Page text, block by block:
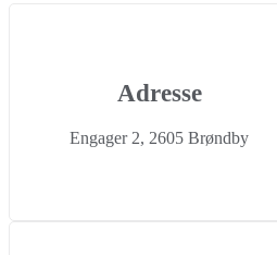
Adresse
Engager 2, 2605 Brøndby